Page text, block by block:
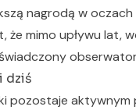
nagrodą w
że mimo upływu
dziś
pozostaje aktywnym